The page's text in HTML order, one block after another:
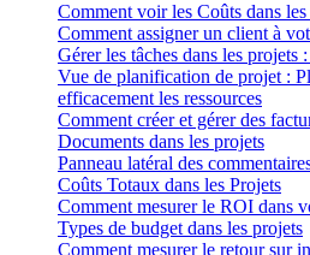
Comment voir les Coûts dans les
Comment assigner un client à
Gérer les tâches dans les
Vue de planification de projet :
efficacement les ressources
Comment créer et gérer des
Documents dans les projets
Panneau latéral des
Coûts Totaux dans les Projets
Comment mesurer le ROI dans
Types de budget dans les projets
Comment mesurer le retour sur